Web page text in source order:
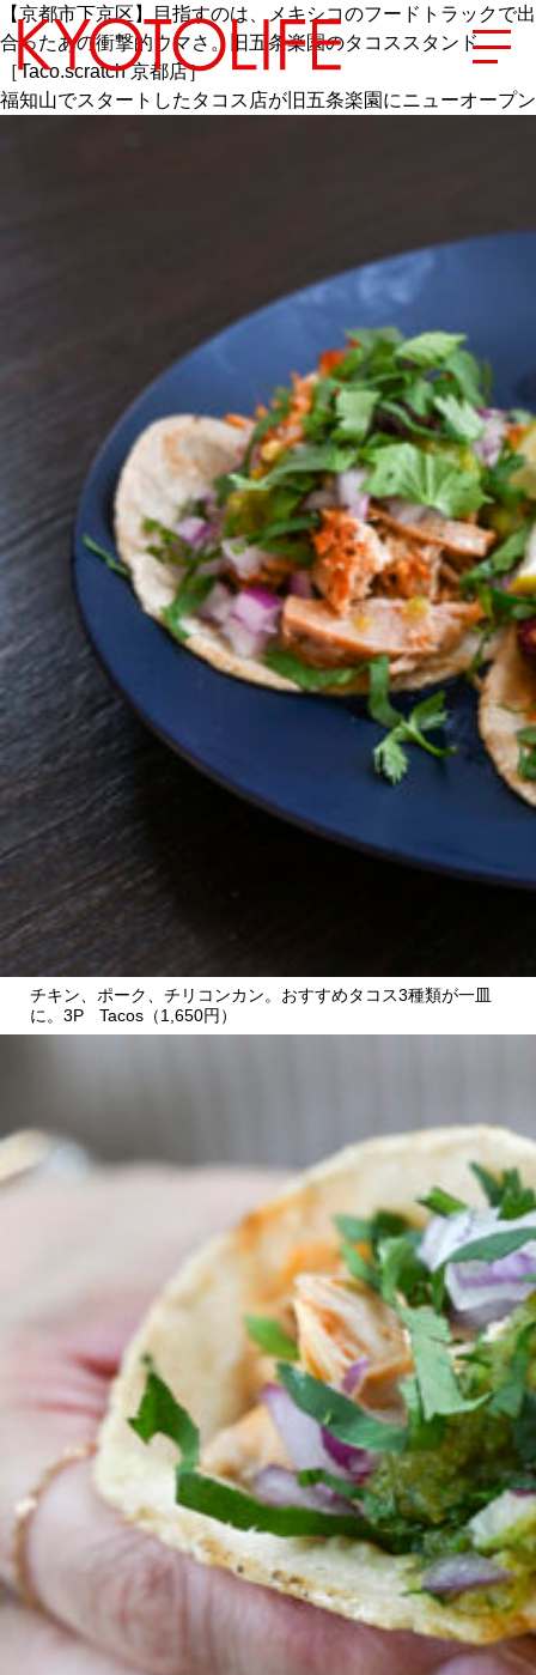
NEW OPEN
SERIES
CULTURE
ABOUT US
Instagram
チケットプレゼント応募
MAIN MENU
SERIES
京都おやつクラブ
私と店のはなし
今月の京みやげ
京都の書店
CULTURE
すべて
関西で開催。
おすすめの展覧会
【京都市下京区】目指すのは、メキシコのフードトラックで出
合ったあの衝撃的ウマさ。旧五条楽園のタコススタンド
［Taco.scratch 京都店］
福知山でスタートしたタコス店が旧五条楽園にニューオープン
チキン、ポーク、チリコンカン。おすすめタコス3種類が一皿
に。3P Tacos（1,650円）